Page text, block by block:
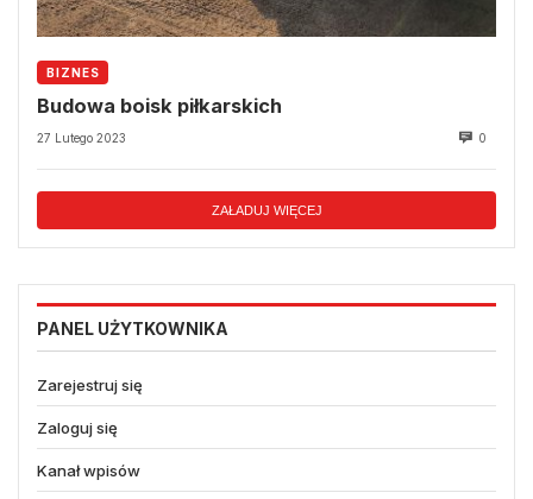
BIZNES
Budowa boisk piłkarskich
27 Lutego 2023 0
ZAŁADUJ WIĘCEJ
PANEL UŻYTKOWNIKA
Zarejestruj się
Zaloguj się
Kanał wpisów